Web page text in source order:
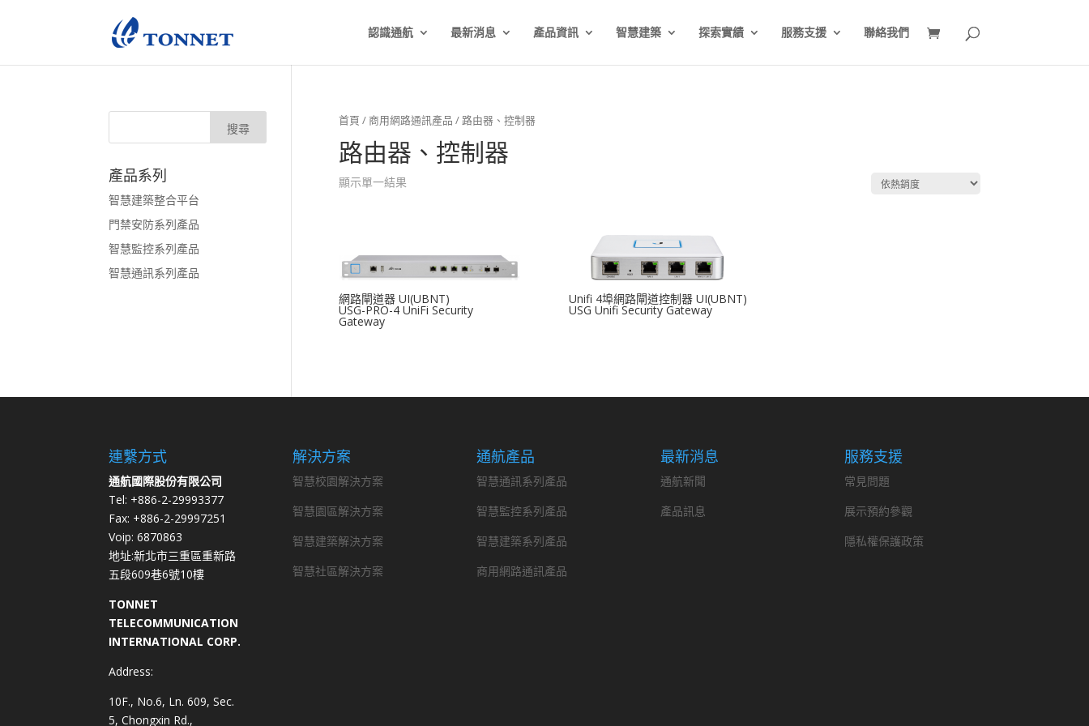
認識通航 最新消息 產品資訊 智慧建築 探索實績 服務支援 聯絡我們
首頁 /商用網路通訊產品 / 路由器、控制器
路由器、控制器
顯示單一結果
網路閘道器 UI(UBNT)
USG-PRO-4 UniFi Security
Gateway
Unifi 4埠網路閘道控制器 UI(UBNT)
USG Unifi Security Gateway
產品系列
智慧建築整合平台
門禁安防系列產品
智慧監控系列產品
智慧通訊系列產品
連繫方式
通航國際股份有限公司
Tel: +886-2-29993377
Fax: +886-2-29997251
Voip: 6870863
地址:新北市三重區重新路
五段609巷6號10樓
TONNET
TELECOMMUNICATION
INTERNATIONAL CORP.
Address:
10F., No.6, Ln. 609, Sec.
5, Chongxin Rd.,
解決方案
智慧校園解決方案
智慧園區解決方案
智慧建築解決方案
智慧社區解決方案
通航產品
智慧通訊系列產品
智慧監控系列產品
智慧建築系列產品
商用網路通訊產品
最新消息
通航新聞
產品訊息
服務支援
常見問題
展示預約參觀
隱私權保護政策